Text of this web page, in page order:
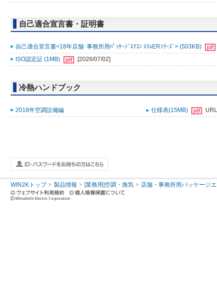
自己適合宣言書・証明書
自己適合宣言書<18年店舗･事務所用ﾊﾟｯｹｰｼﾞｴｱｺﾝ ｽﾘﾑERｼﾘｰｽﾞ> (503KB)
ISO認定証 (1MB)
[2026/07/02]
冷熱ハンドブック
2018年空調設備編 仕様表(15MB) URL
WIN2Kトップ 製品情報 [業務用]空調・換気 店舗・事務所用パッケージ